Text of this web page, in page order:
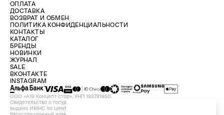
ООО «А19 Концепт стор». УНП 193781950.
Свидетельство о государственной регистрации №193781950 от 09.08.2024,
выдано ИМНС по Центральному району г. Минска.
ОПЛАТА
ДОСТАВКА
ВОЗВРАТ И ОБМЕН
ПОЛИТИКА КОНФИДЕНЦИАЛЬНОСТИ
КОНТАКТЫ
ВКОНТАКТЕ
INSTAGRAM
КАТАЛОГ
БРЕНДЫ
НОВИНКИ
ЖУРНАЛ
SALE